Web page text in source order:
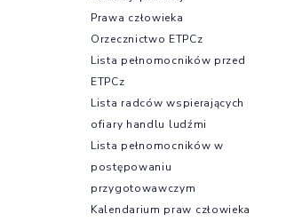
Prawa człowieka
Orzecznictwo ETPCz
Lista pełnomocników przed
ETPCz
Lista radców wspierających
ofiary handlu ludźmi
Lista pełnomocników w
postępowaniu
przygotowawczym
Kalendarium praw człowieka